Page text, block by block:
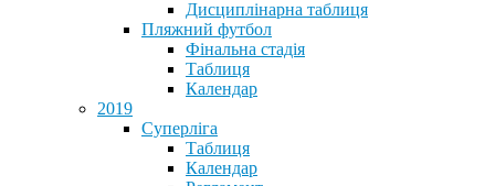
Дисциплінарна таблиця
Пляжний футбол
Фінальна стадія
Таблиця
Календар
2019
Суперліга
Таблиця
Календар